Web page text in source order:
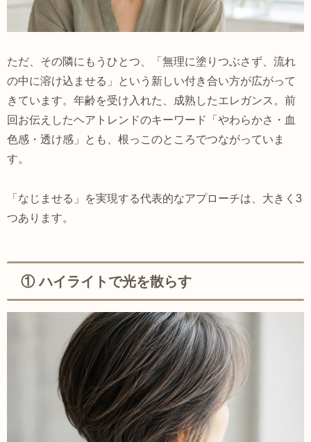
ただ、その隣にもうひとつ、「無理に塗りつぶさず、流れ
の中に溶け込ませる」という新しい付き合い方が広がって
きています。年齢を受け入れた、成熟したエレガンス。前
回お伝えしたヘアトレンドのキーワード「やわらかさ・血
色感・透け感」とも、根っこのところでつながっていま
す。
「なじませる」を実現する代表的なアプローチは、大きく3
つあります。
① ハイライトで光を散らす